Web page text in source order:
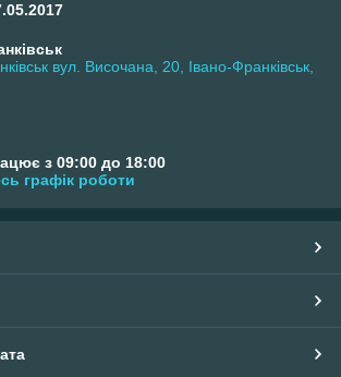
вул. Височана, 20, Івано-Франківськ,
з 09:00 до 18:00
графік роботи